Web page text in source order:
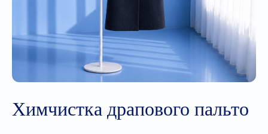
Химчистка драпового пальто